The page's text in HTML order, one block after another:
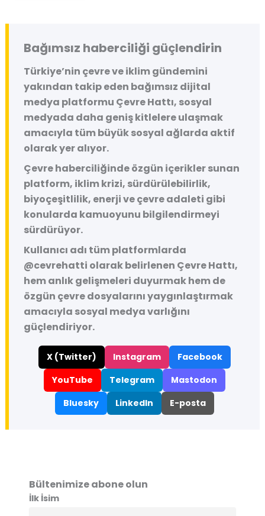
Bağımsız haberciliği güçlendirin
Türkiye’nin çevre ve iklim gündemini
yakından takip eden bağımsız dijital
medya platformu Çevre Hattı, sosyal
medyada daha geniş kitlelere ulaşmak
amacıyla tüm büyük sosyal ağlarda aktif
olarak yer alıyor.
Çevre haberciliğinde özgün içerikler sunan
platform, iklim krizi, sürdürülebilirlik,
biyoçeşitlilik, enerji ve çevre adaleti gibi
konularda kamuoyunu bilgilendirmeyi
sürdürüyor.
Kullanıcı adı tüm platformlarda
@cevrehatti olarak belirlenen Çevre Hattı,
hem anlık gelişmeleri duyurmak hem de
özgün çevre dosyalarını yaygınlaştırmak
amacıyla sosyal medya varlığını
güçlendiriyor.
X (Twitter) Instagram
Facebook
YouTube
Telegram
Mastodon
Bluesky
LinkedIn E-posta
Bültenimize abone olun
İlk İsim